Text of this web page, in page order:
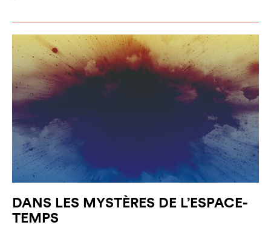
DANS LES MYSTÈRES DE L’ESPACE-
TEMPS